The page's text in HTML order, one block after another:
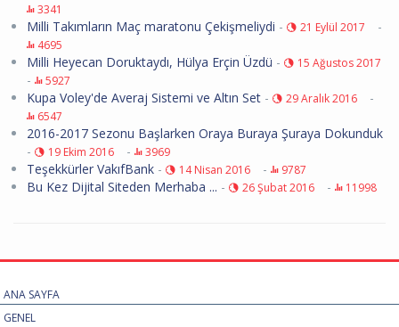
3341
Milli Takımların Maç maratonu Çekişmeliydi - 21 Eylül 2017 -
4695
Milli Heyecan Doruktaydı, Hülya Erçin Üzdü - 15 Ağustos 2017
- 5927
Kupa Voley'de Averaj Sistemi ve Altın Set - 29 Aralık 2016 -
6547
2016-2017 Sezonu Başlarken Oraya Buraya Şuraya Dokunduk
-
19 Ekim 2016 - 3969
Teşekkürler VakıfBank - 14 Nisan 2016 - 9787
Bu Kez Dijital Siteden Merhaba ... - 26 Şubat 2016 - 11998
ANA SAYFA
GENEL